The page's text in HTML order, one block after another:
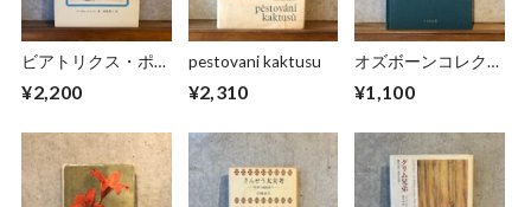
ビアトリクス・ポタ
¥2,200
pestovani kaktusu
¥2,310
オズボーンコレクシ
¥1,100